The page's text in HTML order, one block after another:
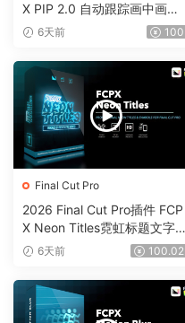
X PIP 2.0 自动跟踪画中画工
具0203
6天前 100
Final Cut Pro
2026 Final Cut Pro插件 FCP
X Neon Titles霓虹标题文字
元素效果0201
6天前 100.02